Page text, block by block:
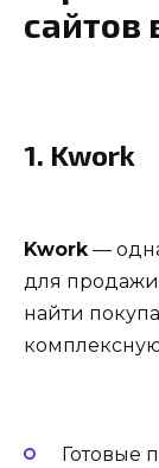
сайтов
1. Kwork
Kwork —
для продажи
найти
Готовые